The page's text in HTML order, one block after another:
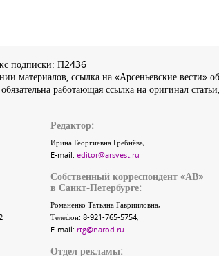
подписки: П2436
материалов, ссылка на «Арсеньевские вести»
работающая ссылка на оригинал
Редактор:
Ирина Георгиевна Гребнёва,
E-mail: editor@arsvest.ru
Собственный корреспондент «АВ»
в Санкт-Петербурге:
Романенко Татьяна Гаврииловна,
Телефон: 8-921-765-5754,
E-mail: rtg@narod.ru
Отдел рекламы: